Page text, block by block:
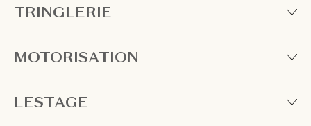
TRINGLERIE
MOTORISATION
LESTAGE